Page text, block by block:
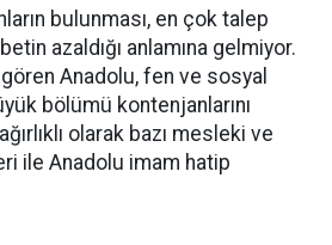
bulunması, en çok talep
azaldığı anlamına gelmiyor.
Anadolu, fen ve sosyal
bölümü kontenjanlarını
olarak bazı mesleki ve
ile Anadolu imam hatip